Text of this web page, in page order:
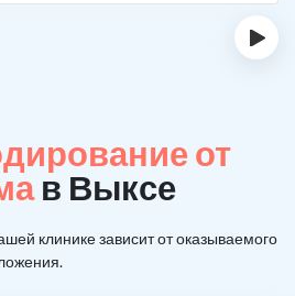
›
от
в Выксе
клинике зависит от оказываемого